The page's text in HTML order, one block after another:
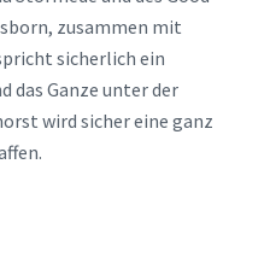
zusammen mit
sicherlich ein
das Ganze unter der
wird sicher eine ganz